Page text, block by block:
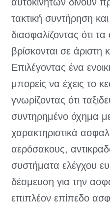
αυτοκινήτων δίνουν
τακτική συντήρηση
διασφαλίζοντας ότι
βρίσκονται σε άριστη
Επιλέγοντας ένα
μπορείς να έχεις το
γνωρίζοντας ότι
συντηρημένο όχημα
χαρακτηριστικά
αερόσακους,
συστήματα ελέγχου
δέσμευση για την
επιπλέον επίπεδο